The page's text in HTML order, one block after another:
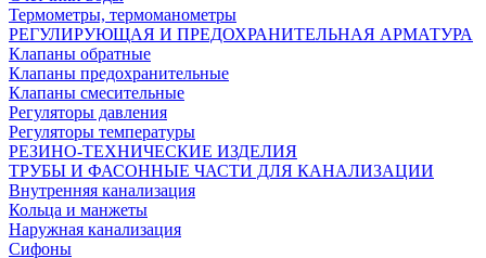
Термометры, термоманометры
РЕГУЛИРУЮЩАЯ И ПРЕДОХРАНИТЕЛЬНАЯ АРМАТУРА
Клапаны обратные
Клапаны предохранительные
Клапаны смесительные
Регуляторы давления
Регуляторы температуры
РЕЗИНО-ТЕХНИЧЕСКИЕ ИЗДЕЛИЯ
ТРУБЫ И ФАСОННЫЕ ЧАСТИ ДЛЯ КАНАЛИЗАЦИИ
Внутренняя канализация
Кольца и манжеты
Наружная канализация
Сифоны